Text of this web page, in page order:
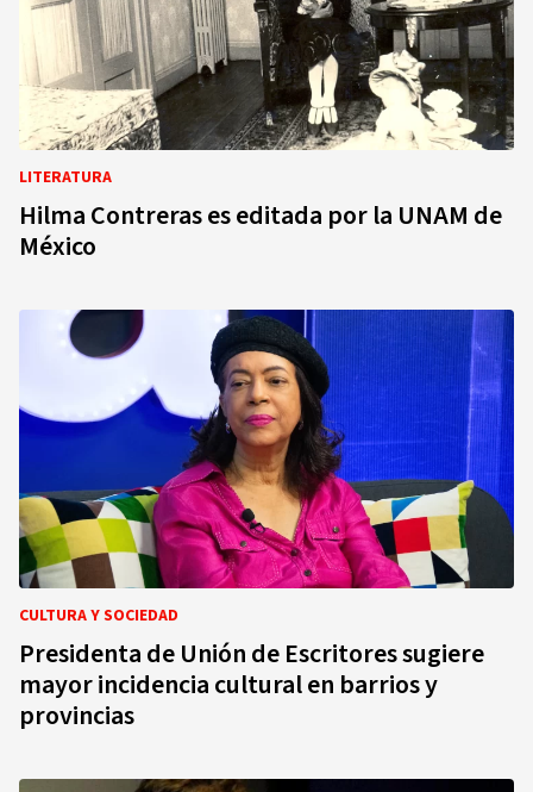
LITERATURA
Hilma Contreras es editada por la UNAM de
México
CULTURA Y SOCIEDAD
Presidenta de Unión de Escritores sugiere
mayor incidencia cultural en barrios y
provincias